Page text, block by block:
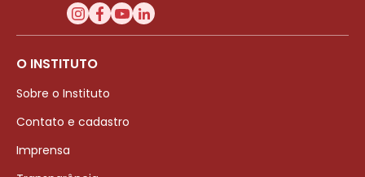
O INSTITUTO
Sobre o Instituto
Contato e cadastro
Imprensa